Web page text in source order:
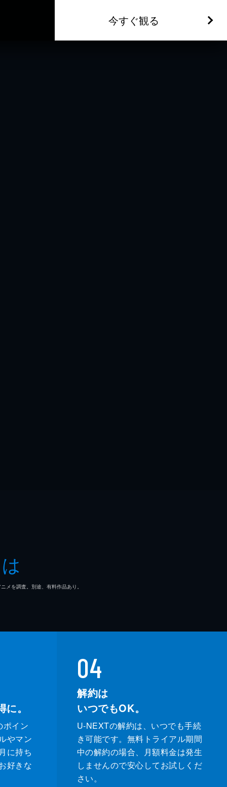
今すぐ観る
を調査。別途、有料作品あり。
。
ポイン
やマン
に持ち
好きな
04
解約は
いつでもOK。
U-NEXTの解約は、いつでも手続
き可能です。無料トライアル期間
中の解約の場合、月額料金は発生
しませんので安心してお試しくだ
さい。